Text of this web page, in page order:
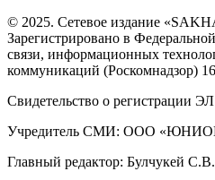
© 2025. Сетевое издание
Зарегистрировано в
связи, информационных
коммуникаций (Роскомнадзор)
Свидетельство о регистрации
Учредитель СМИ: ООО
Главный редактор: Булчукей С.В.